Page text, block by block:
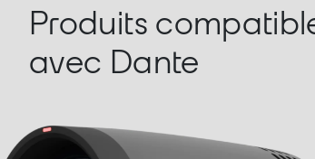
Produits
avec Dante